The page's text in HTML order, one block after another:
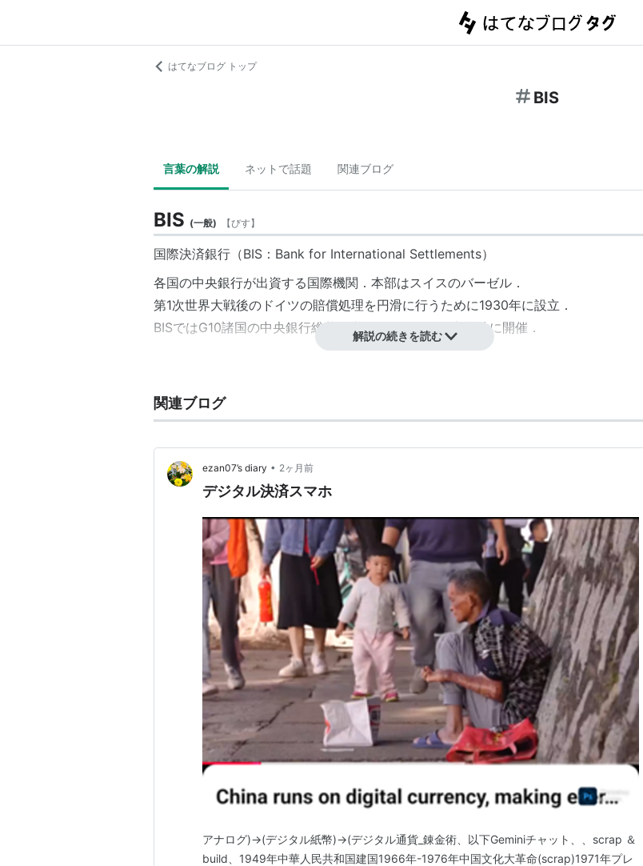
はてなブログ トップ
BIS
言葉の解説 ネットで話題 関連ブログ
BIS (一般) 【びす】
国際決済銀行 （BIS：Bank for International Settlements）
各国の中央銀行が出資する国際機関．本部はスイスのバーゼル．
第1次世界大戦後のドイツの賠償処理を円滑に行うために1930年に設立．
BISではG10諸国の中央銀行総裁会議や年次総会*1 を定期的に開催．
解説の続きを読む
関連ブログ
ezan07’s diary • 2ヶ月前
デジタル決済スマホ
アナログ)→(デジタル紙幣)→(デジタル通貨_錬金術、以下Geminiチャット、、scrap ＆
build、1949年中華人民共和国建国1966年-1976年中国文化大革命(scrap)1971年プレ